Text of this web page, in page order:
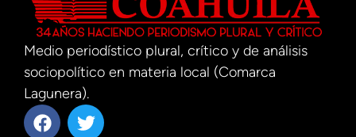
Medio periodístico plural, crítico y de análisis
sociopolítico en materia local (Comarca
Lagunera).